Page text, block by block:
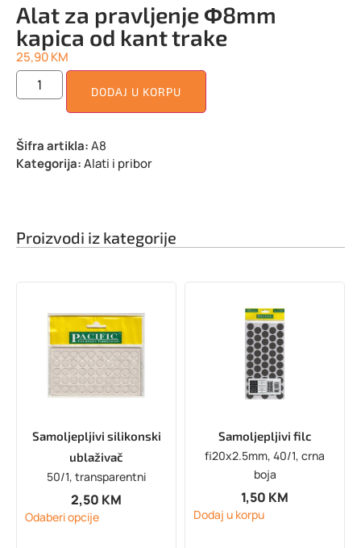
Alat za pravljenje Φ8mm
kapica od kant trake
25,90KM
DODAJ U KORPU
Šifra artikla:A8
Kategorija:Alati i pribor
Proizvodi iz kategorije
Samoljepljivi silikonski
ublaživač
50/1, transparentni
2,50 KM
Odaberi opcije
Samoljepljivi filc
fi20x2.5mm, 40/1, crna
boja
1,50 KM
Dodaj u korpu